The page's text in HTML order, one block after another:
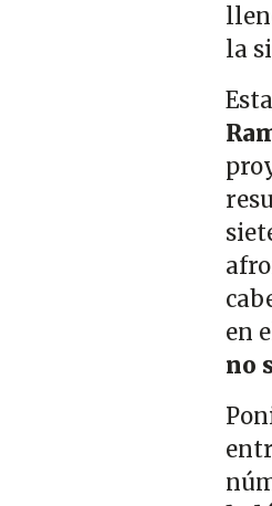
la
en
no